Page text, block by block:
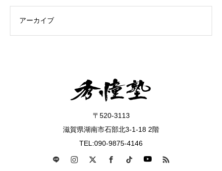
〒520-3113
滋賀県湖南市石部北3-1-18 2階
TEL:090-9875-4146